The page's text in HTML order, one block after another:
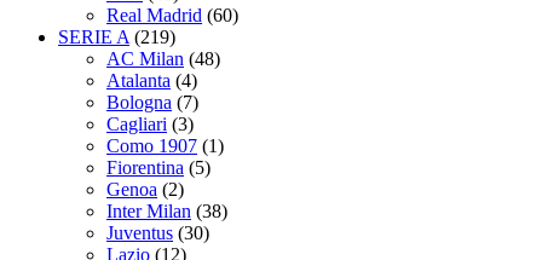
Real Madrid (60)
SERIE A (219)
AC Milan (48)
Atalanta (4)
Bologna (7)
Cagliari (3)
Como 1907 (1)
Fiorentina (5)
Genoa (2)
Inter Milan (38)
Juventus (30)
Lazio (12)